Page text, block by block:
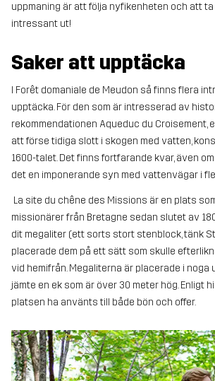
uppmaning är att följa nyfikenheten och att
intressant ut!
Saker att upptäcka
I Forêt domaniale de Meudon så finns flera
upptäcka. För den som är intresserad av
rekommendationen Aqueduc du
att förse tidiga slott i skogen med vatten,
1600-talet. Det finns fortfarande kvar, även
det en imponerande syn med vattenvägar i
La site du chêne des Missions är en plats
missionärer från Bretagne sedan slutet av
dit megaliter (ett sorts stort stenblock, tänk
placerade dem på ett sätt som skulle
vid hemifrån. Megaliterna är placerade i
jämte en ek som är över 30 meter hög. Enligt
platsen ha använts till både bön och offer.